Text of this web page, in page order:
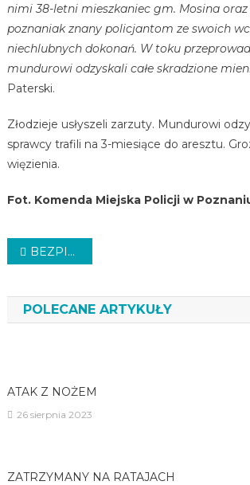
nimi 38-letni mieszkaniec gm. Mosina
poznaniak znany policjantom ze swoich
niechlubnych dokonań. W toku
mundurowi odzyskali całe skradzione
Paterski.
Złodzieje usłyszeli zarzuty. Mundurowi
sprawcy trafili na 3-miesiące do aresztu.
więzienia.
Fot. Komenda Miejska Policji w
Nawigacja
BEZPIECZNIEJ NA SKRZYŻOWANIU
POLECANE ARTYKUŁY
ATAK Z NOŻEM
26 sierpnia 2023
ZATRZYMANY NA RATAJACH